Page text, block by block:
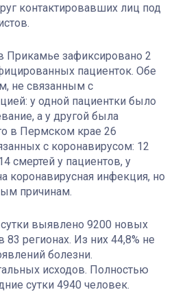
контактировавших лиц под
Прикамье зафиксировано 2
пациенток. Обе
не связанным с
у одной пациентки было
а у другой была
в Пермском крае 26
с коронавирусом: 12
смертей у пациентов, у
коронавирусная инфекция, но
причинам.
выявлено 9200 новых
83 регионах. Из них 44,8% не
болезни.
исходов. Полностью
сутки 4940 человек.